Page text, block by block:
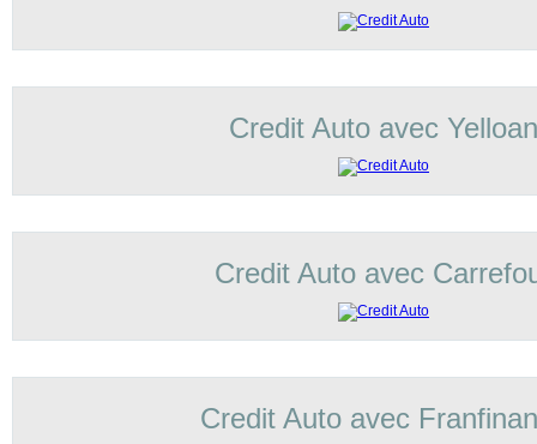
Credit Auto avec Yelloan
Credit Auto avec
Credit Auto avec